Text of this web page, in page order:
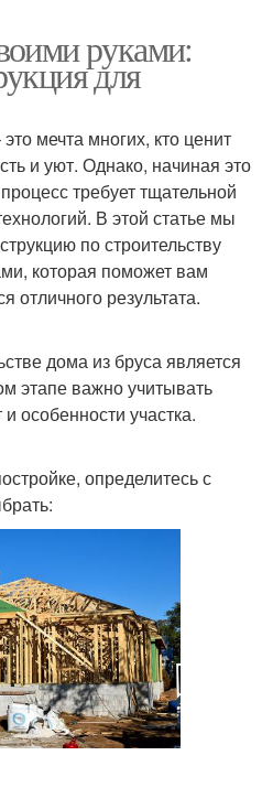
руками:
для
мечта многих, кто ценит
и уют. Однако, начиная это
требует тщательной
В этой статье мы
по строительству
которая поможет вам
отличного результата.
дома из бруса является
этапе важно учитывать
особенности участка.
определитесь с